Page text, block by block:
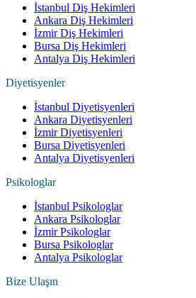
İstanbul Diş Hekimleri
Ankara Diş Hekimleri
İzmir Diş Hekimleri
Bursa Diş Hekimleri
Antalya Diş Hekimleri
Diyetisyenler
İstanbul Diyetisyenleri
Ankara Diyetisyenleri
İzmir Diyetisyenleri
Bursa Diyetisyenleri
Antalya Diyetisyenleri
Psikologlar
İstanbul Psikologlar
Ankara Psikologlar
İzmir Psikologlar
Bursa Psikologlar
Antalya Psikologlar
Bize Ulaşın